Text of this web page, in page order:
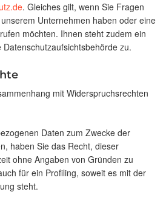
. Gleiches gilt, wenn Sie Fragen
Unternehmen haben oder eine
möchten. Ihnen steht zudem ein
zu.
mit Widerspruchsrechten
Daten zum Zwecke der
haben Sie das Recht, dieser
ohne Angaben von Gründen zu
für ein Profiling, soweit es mit der
steht.